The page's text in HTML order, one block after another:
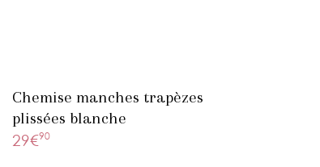
Chemise manches trapèzes
plissées blanche
29€90